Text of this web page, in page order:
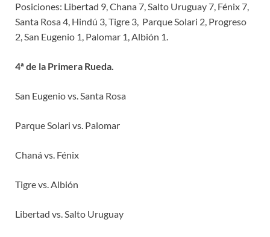
Posiciones: Libertad 9, Chana 7, Salto Uruguay 7, Fénix 7,
Santa Rosa 4, Hindú 3, Tigre 3, Parque Solari 2, Progreso
2, San Eugenio 1, Palomar 1, Albión 1.
4ª de la Primera Rueda.
San Eugenio vs. Santa Rosa
Parque Solari vs. Palomar
Chaná vs. Fénix
Tigre vs. Albión
Libertad vs. Salto Uruguay